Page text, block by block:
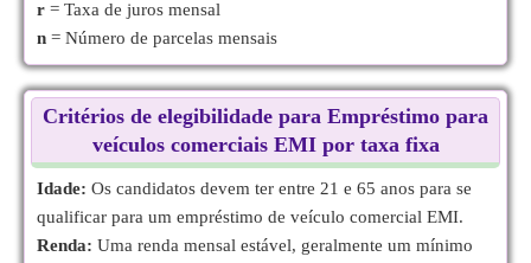
r = Taxa de juros mensal
n = Número de parcelas mensais
Critérios de elegibilidade para Empréstimo para
veículos comerciais EMI por taxa fixa
Idade: Os candidatos devem ter entre 21 e 65 anos para se
qualificar para um empréstimo de veículo comercial EMI.
Renda: Uma renda mensal estável, geralmente um mínimo